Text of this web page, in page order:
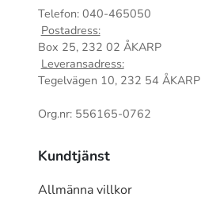
Telefon: 040-465050
Postadress:
Box 25, 232 02 ÅKARP
Leveransadress:
Tegelvägen 10, 232 54 ÅKARP
Org.nr: 556165-0762
Kundtjänst
Allmänna villkor